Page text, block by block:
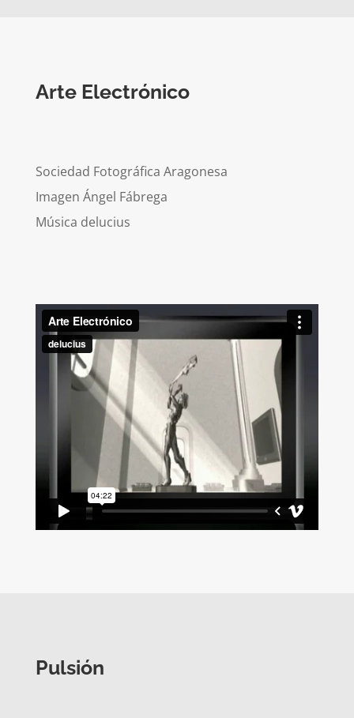
Arte Electrónico
Sociedad Fotográfica Aragonesa
Imagen Ángel Fábrega
Música delucius
Pulsión